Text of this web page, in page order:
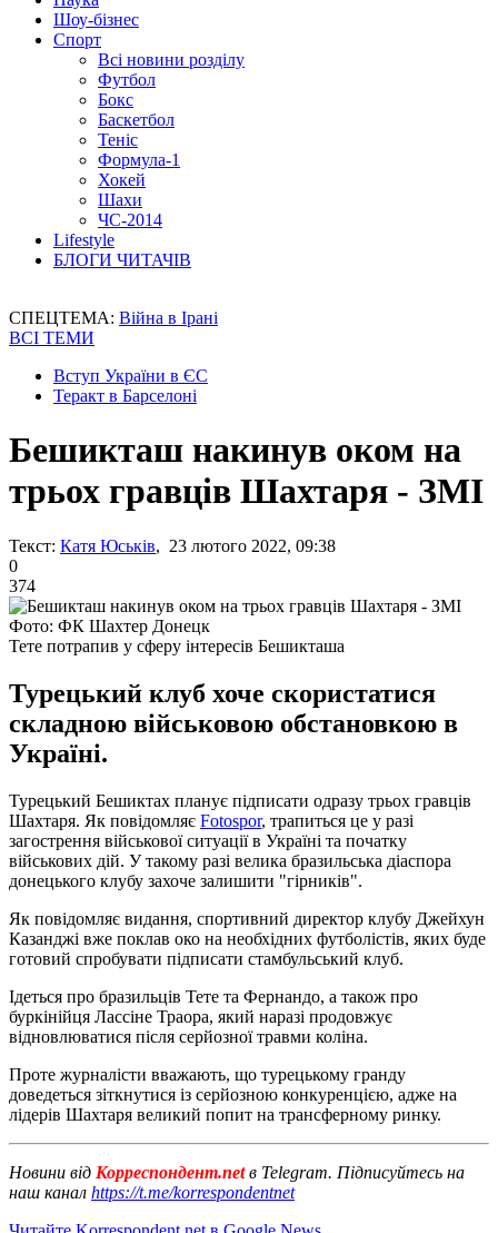
Шоу-бізнес
Спорт
Всі новини розділу
Футбол
Бокс
Баскетбол
Теніс
Формула-1
Хокей
Шахи
ЧС-2014
Lifestyle
БЛОГИ ЧИТАЧІВ
СПЕЦТЕМА: Війна в Ірані
ВСІ ТЕМИ
Вступ України в ЄС
Теракт в Барселоні
Бешикташ накинув оком на
трьох гравців Шахтаря - ЗМІ
Текст: Катя Юськів, 23 лютого 2022, 09:38
0
374
Фото: ФК Шахтер Донецк
Тете потрапив у сферу інтересів Бешикташа
Турецький клуб хоче скористатися
складною військовою обстановкою в
Україні.
Турецький Бешиктах планує підписати одразу трьох гравців
Шахтаря. Як повідомляє Fotospor, трапиться це у разі
загострення військової ситуації в Україні та початку
військових дій. У такому разі велика бразильська діаспора
донецького клубу захоче залишити "гірників".
Як повідомляє видання, спортивний директор клубу Джейхун
Казанджі вже поклав око на необхідних футболістів, яких буде
готовий спробувати підписати стамбульський клуб.
Ідеться про бразильців Тете та Фернандо, а також про
буркінійця Лассіне Траора, який наразі продовжує
відновлюватися після серйозної травми коліна.
Проте журналісти вважають, що турецькому гранду
доведеться зіткнутися із серйозною конкуренцією, адже на
лідерів Шахтаря великий попит на трансферному ринку.
Новини від Корреспондент.netв Telegram. Підписуйтесь на
наш канал https://t.me/korrespondentnet